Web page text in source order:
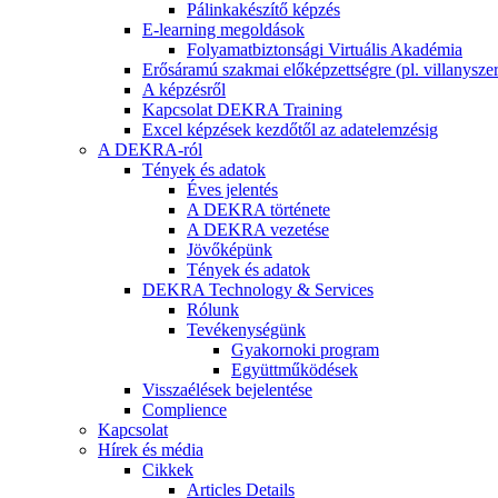
Pálinkakészítő képzés
E-learning megoldások
Folyamatbiztonsági Virtuális Akadémia
Erősáramú szakmai előképzettségre (pl.
A képzésről
Kapcsolat DEKRA Training
Excel képzések kezdőtől az adatelemzésig
A DEKRA-ról
Tények és adatok
Éves jelentés
A DEKRA története
A DEKRA vezetése
Jövőképünk
Tények és adatok
DEKRA Technology & Services
Rólunk
Tevékenységünk
Gyakornoki program
Együttműködések
Visszaélések bejelentése
Complience
Kapcsolat
Hírek és média
Cikkek
Articles Details